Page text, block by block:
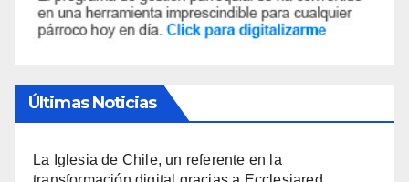
Últimas Noticias
La Iglesia de Chile, un referente en la